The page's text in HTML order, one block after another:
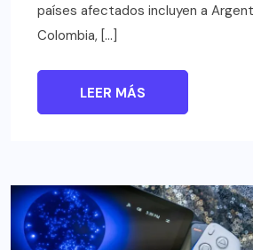
países afectados incluyen a
Colombia, […]
LEER MÁS